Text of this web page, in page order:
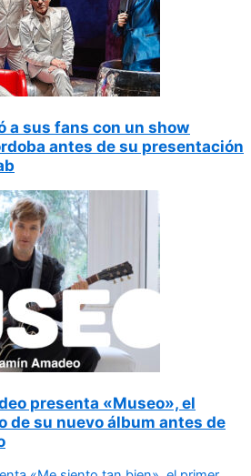
a sus fans con un show
antes de su presentación
presenta «Museo», el
de su nuevo álbum antes de